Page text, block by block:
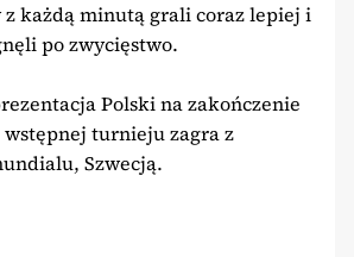
z każdą minutą grali coraz lepiej i
po zwycięstwo.
Polski na zakończenie
turnieju zagra z
Szwecją.